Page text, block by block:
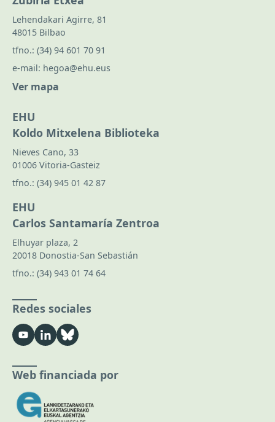
Lehendakari Agirre, 81
48015 Bilbao
tfno.: (34) 94 601 70 91
e-mail: hegoa@ehu.eus
Ver mapa
EHU
Koldo Mitxelena Biblioteka
Nieves Cano, 33
01006 Vitoria-Gasteiz
tfno.: (34) 945 01 42 87
EHU
Carlos Santamaría Zentroa
Elhuyar plaza, 2
20018 Donostia-San Sebastián
tfno.: (34) 943 01 74 64
Redes sociales
Web financiada por